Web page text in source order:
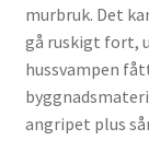
murbruk. Det
gå ruskigt fort,
hussvampen
angripet plus